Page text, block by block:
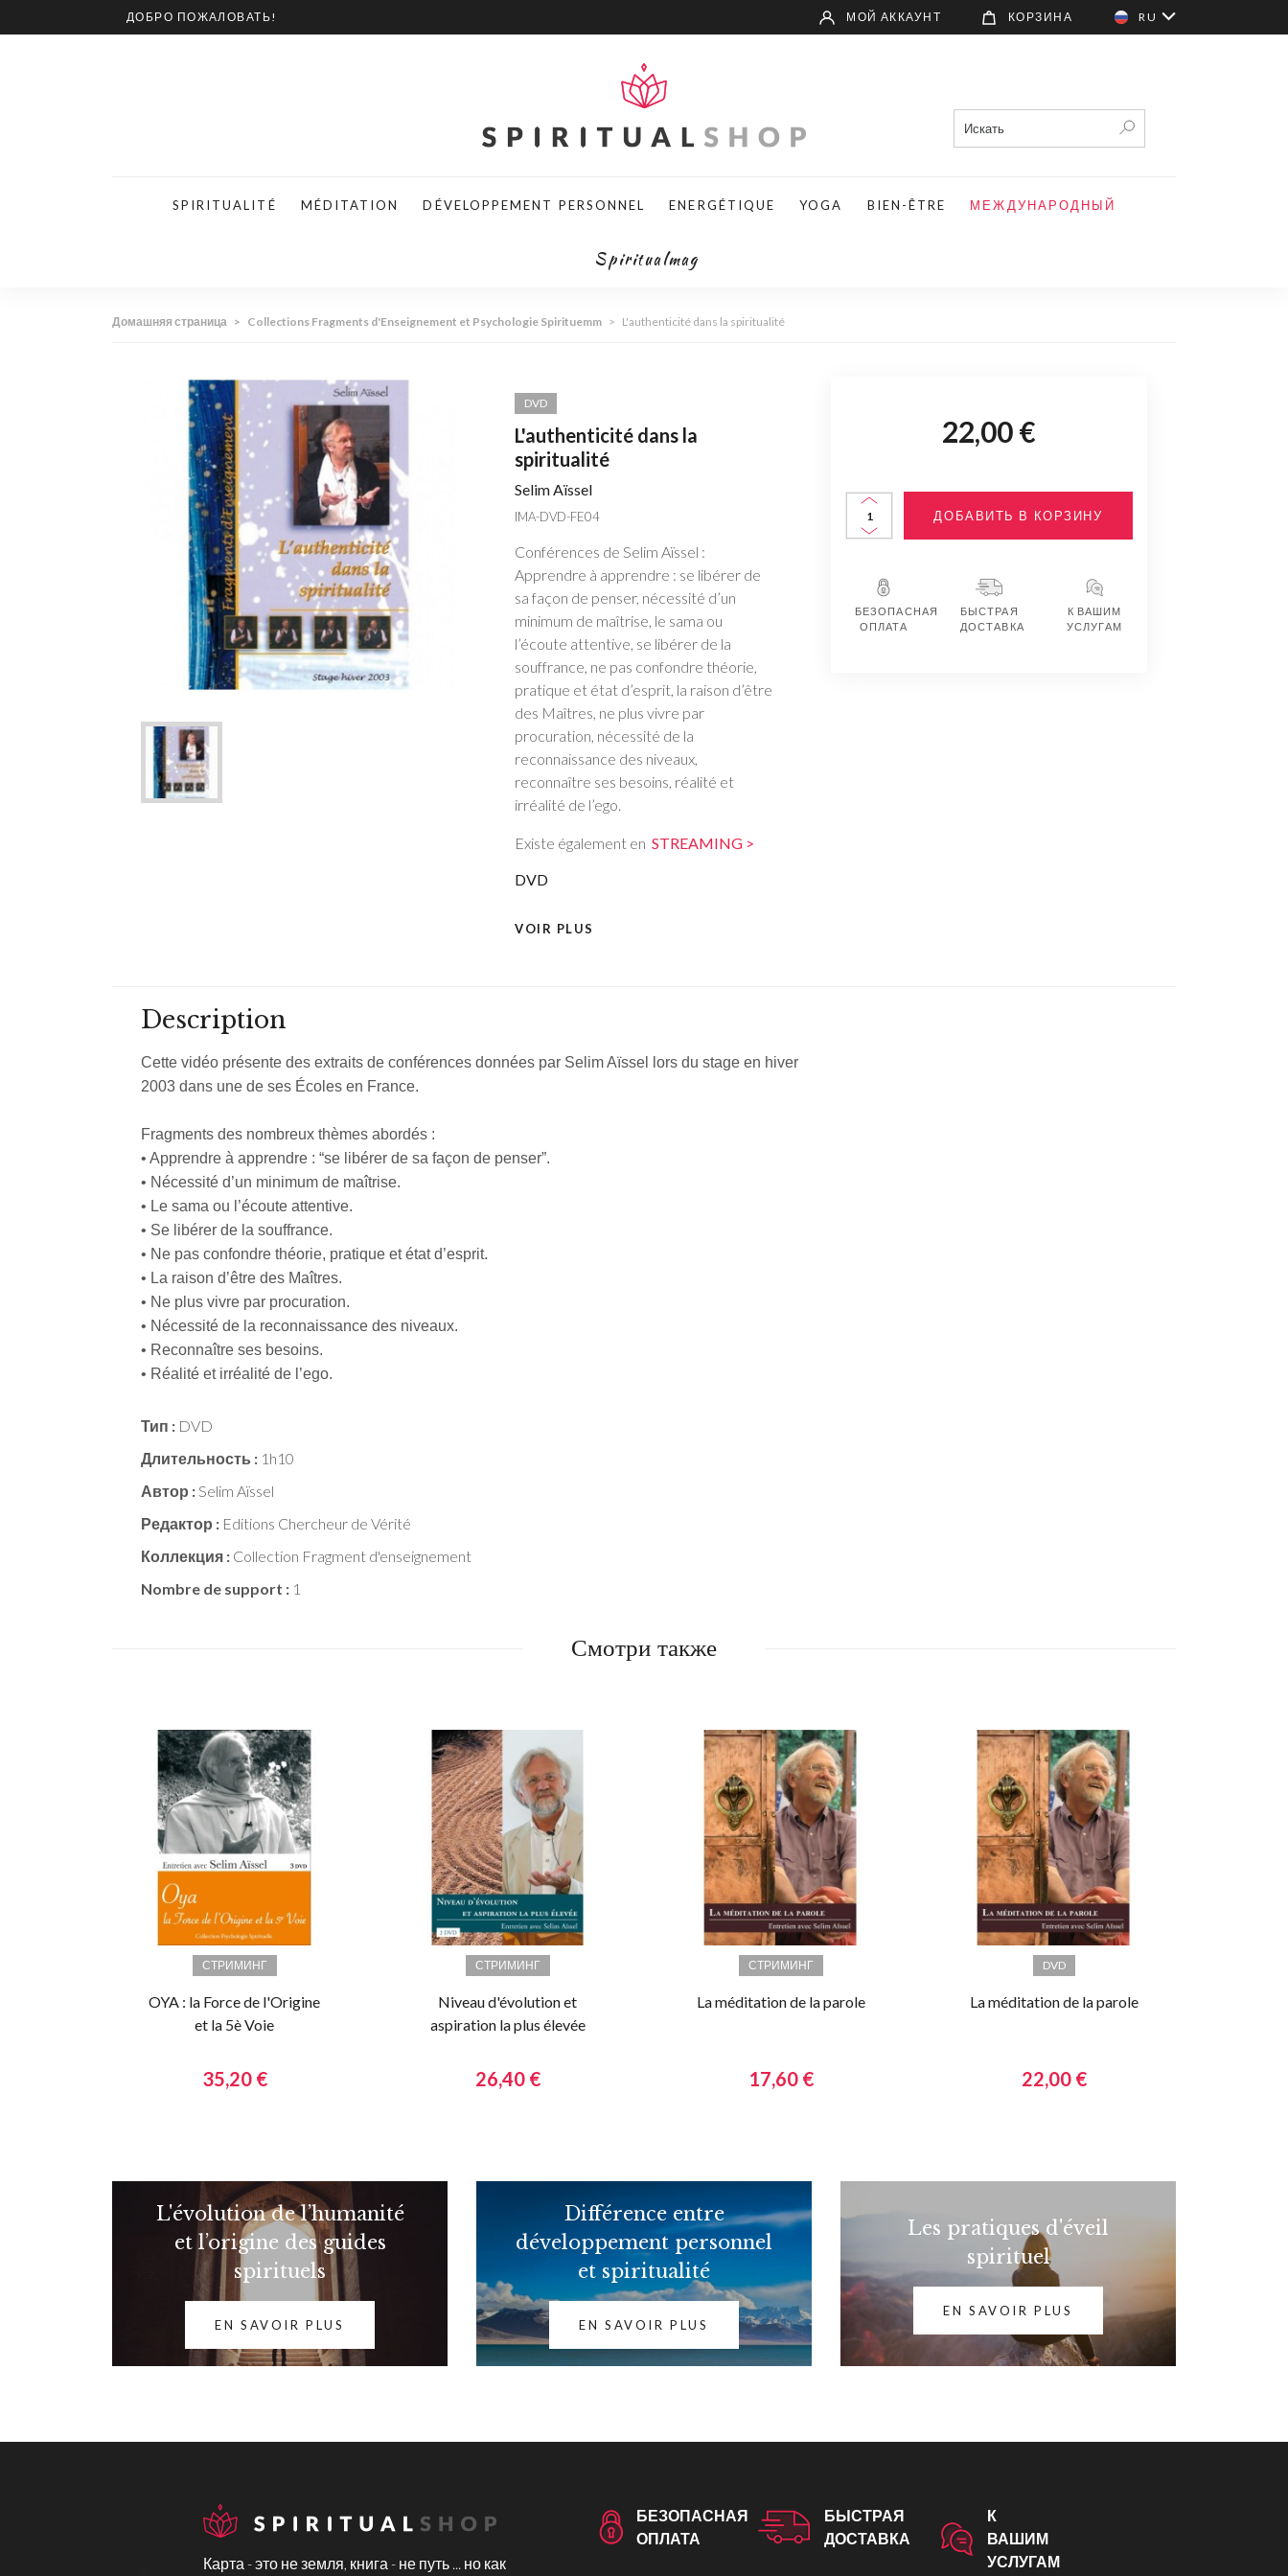
ДОБРО ПОЖАЛОВАТЬ! МОЙ АККАУНТ КОРЗИНА RU
SPIRITUALITÉ MÉDITATION DÉVELOPPEMENT PERSONNEL ENERGÉTIQUE YOGA BIEN-ÊTRE МЕЖДУНАРОДНЫЙ
Spiritualmag
Домашняя страница > Collections Fragments d'Enseignement et Psychologie Spirituemm > L'authenticité dans la spiritualité
DVD
L'authenticité dans la
spiritualité
Selim Aïssel
IMA-DVD-FE04
Conférences de Selim Aïssel :
Apprendre à apprendre : se libérer de
sa façon de penser, nécessité d’un
minimum de maîtrise, le sama ou
l’écoute attentive, se libérer de la
souffrance, ne pas confondre théorie,
pratique et état d’esprit, la raison d’être
des Maîtres, ne plus vivre par
procuration, nécessité de la
reconnaissance des niveaux,
reconnaître ses besoins, réalité et
irréalité de l’ego.
Existe également en STREAMING >
DVD
VOIR PLUS
22,00 €
ДОБАВИТЬ В КОРЗИНУ
БЕЗОПАСНАЯ
ОПЛАТА
БЫСТРАЯ
ДОСТАВКА
К ВАШИМ
УСЛУГАМ
Description
Cette vidéo présente des extraits de conférences données par Selim Aïssel lors du stage en hiver
2003 dans une de ses Écoles en France.
Fragments des nombreux thèmes abordés :
• Apprendre à apprendre : “se libérer de sa façon de penser”.
• Nécessité d’un minimum de maîtrise.
• Le sama ou l’écoute attentive.
• Se libérer de la souffrance.
• Ne pas confondre théorie, pratique et état d’esprit.
• La raison d’être des Maîtres.
• Ne plus vivre par procuration.
• Nécessité de la reconnaissance des niveaux.
• Reconnaître ses besoins.
• Réalité et irréalité de l’ego.
Тип : DVD
Длительность : 1h10
Автор :Selim Aïssel
Редактор : Editions Chercheur de Vérité
Коллекция : Collection Fragment d'enseignement
Nombre de support : 1
Смотри также
СТРИМИНГ
OYA : la Force de l'Origine
et la 5è Voie
35,20 €
СТРИМИНГ
Niveau d'évolution et
aspiration la plus élevée
26,40 €
СТРИМИНГ
La méditation de la parole
17,60 €
DVD
La méditation de la parole
22,00 €
L'évolution de l’humanité
et l’origine des guides
spirituels
EN SAVOIR PLUS
Différence entre
développement personnel
et spiritualité
EN SAVOIR PLUS
Les pratiques d'éveil
spirituel
EN SAVOIR PLUS
Карта - это не земля, книга - не путь ... но как
БЕЗОПАСНАЯ
ОПЛАТА
БЫСТРАЯ
ДОСТАВКА
К
ВАШИМ
УСЛУГАМ